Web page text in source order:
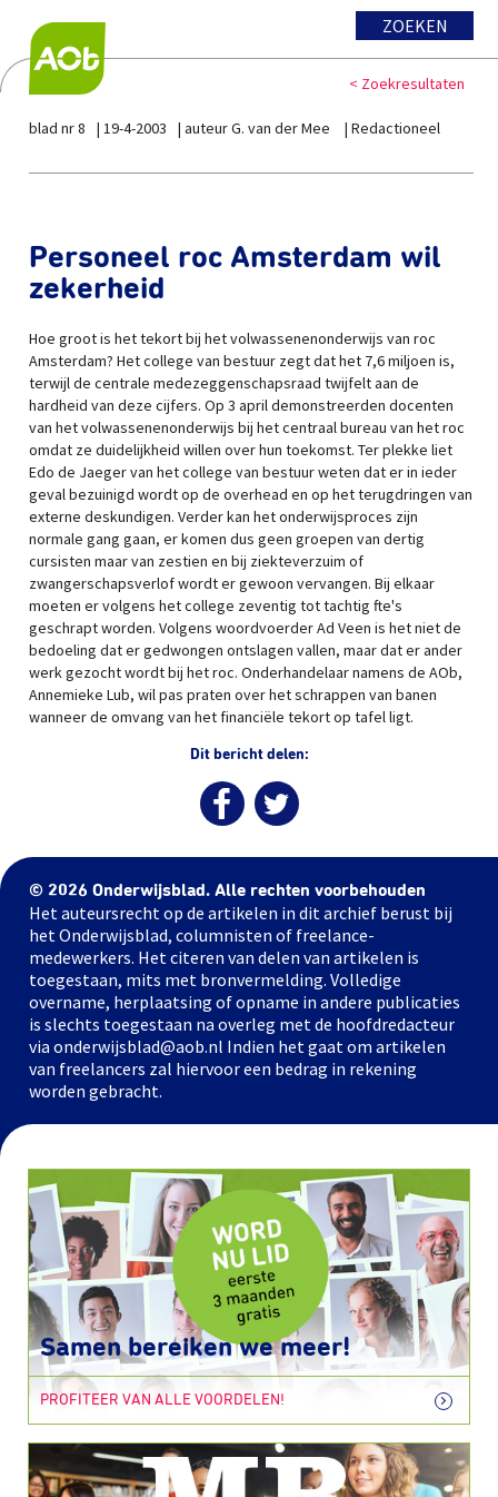
ZOEKEN
< Zoekresultaten
blad nr 8 19-4-2003 auteur G. van der Mee Redactioneel
Personeel roc Amsterdam wil
zekerheid
Hoe groot is het tekort bij het volwassenenonderwijs van roc
Amsterdam? Het college van bestuur zegt dat het 7,6 miljoen is,
terwijl de centrale medezeggenschapsraad twijfelt aan de
hardheid van deze cijfers. Op 3 april demonstreerden docenten
van het volwassenenonderwijs bij het centraal bureau van het roc
omdat ze duidelijkheid willen over hun toekomst. Ter plekke liet
Edo de Jaeger van het college van bestuur weten dat er in ieder
geval bezuinigd wordt op de overhead en op het terugdringen van
externe deskundigen. Verder kan het onderwijsproces zijn
normale gang gaan, er komen dus geen groepen van dertig
cursisten maar van zestien en bij ziekteverzuim of
zwangerschapsverlof wordt er gewoon vervangen. Bij elkaar
moeten er volgens het college zeventig tot tachtig fte's
geschrapt worden. Volgens woordvoerder Ad Veen is het niet de
bedoeling dat er gedwongen ontslagen vallen, maar dat er ander
werk gezocht wordt bij het roc. Onderhandelaar namens de AOb,
Annemieke Lub, wil pas praten over het schrappen van banen
wanneer de omvang van het financiële tekort op tafel ligt.
Dit bericht delen:
© 2026 Onderwijsblad. Alle rechten voorbehouden
Het auteursrecht op de artikelen in dit archief berust bij
het Onderwijsblad, columnisten of freelance-
medewerkers. Het citeren van delen van artikelen is
toegestaan, mits met bronvermelding. Volledige
overname, herplaatsing of opname in andere publicaties
is slechts toegestaan na overleg met de hoofdredacteur
via onderwijsblad@aob.nl Indien het gaat om artikelen
van freelancers zal hiervoor een bedrag in rekening
worden gebracht.
Samen bereiken we meer!
PROFITEER VAN ALLE VOORDELEN!